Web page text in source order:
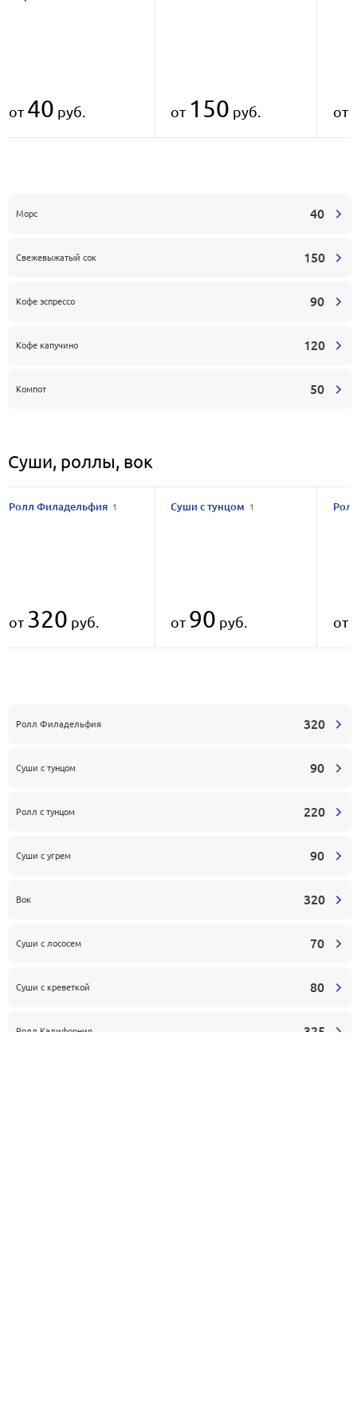
Морс 40
Свежевыжатый сок 150
Кофе эспрессо 90
Кофе капучино 120
Компот 50
от 40 руб. от 150 руб. от
Суши, роллы, вок
Ролл Филадельфия 320
Суши с тунцом 90
Ролл с тунцом 220
Суши с угрем 90
Вок 320
Суши с лососем 70
Суши с креветкой 80
Ролл Калифорния 325
Ролл Филадельфия 1 Суши с тунцом 1
от 320 руб. от 90 руб. от